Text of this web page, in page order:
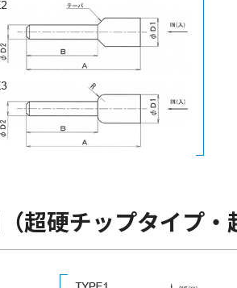
超硬チップタイプ